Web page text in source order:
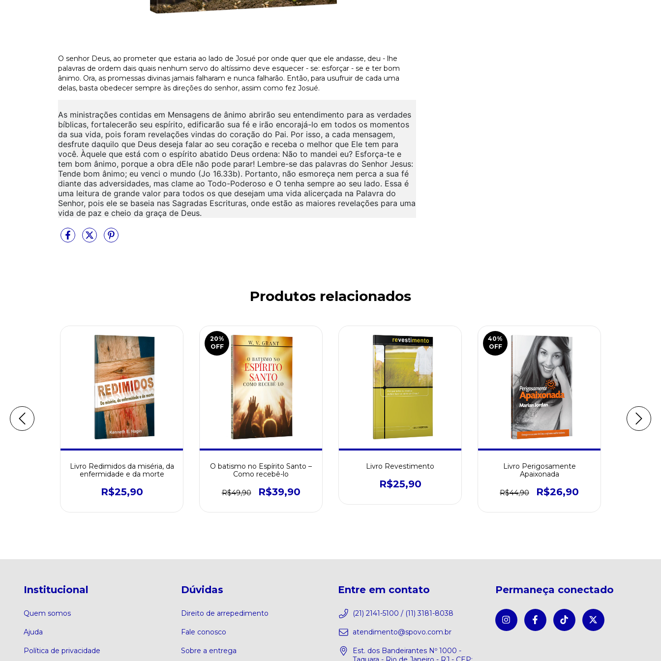
O senhor Deus, ao prometer que estaria ao lado de Josué por onde quer que ele andasse, deu - lhe
palavras de ordem dais quais nenhum servo do altíssimo deve esquecer - se: esforçar - se e ter bom
ânimo. Ora, as promessas divinas jamais falharam e nunca falharão. Então, para usufruir de cada uma
delas, basta obedecer sempre às direções do senhor, assim como fez Josué.
As ministrações contidas em Mensagens de ânimo abrirão seu entendimento para as verdades
bíblicas, fortalecerão seu espírito, edificarão sua fé e irão encorajá-lo em todos os momentos
da sua vida, pois foram revelações vindas do coração do Pai. Por isso, a cada mensagem,
desfrute daquilo que Deus deseja falar ao seu coração e receba o melhor que Ele tem para
você. Àquele que está com o espírito abatido Deus ordena: Não to mandei eu? Esforça-te e
tem bom ânimo, porque a obra dEle não pode parar! Lembre-se das palavras do Senhor Jesus:
Tende bom ânimo; eu venci o mundo (Jo 16.33b). Portanto, não esmoreça nem perca a sua fé
diante das adversidades, mas clame ao Todo-Poderoso e O tenha sempre ao seu lado. Essa é
uma leitura de grande valor para todos os que desejam uma vida alicerçada na Palavra do
Senhor, pois ele se baseia nas Sagradas Escrituras, onde estão as maiores revelações para uma
vida de paz e cheio da graça de Deus.
Produtos relacionados
Livro Redimidos da miséria, da
enfermidade e da morte
R$25,90
20%
OFF
O batismo no Espírito Santo –
Como recebê-lo
R$49,90 R$39,90
Livro Revestimento
R$25,90
40%
OFF
Livro Perigosamente
Apaixonada
R$44,90 R$26,90
Institucional
Quem somos
Ajuda
Política de privacidade
Dúvidas
Direito de arrepedimento
Fale conosco
Sobre a entrega
Entre em contato
(21) 2141-5100 / (11) 3181-8038
atendimento@spovo.com.br
Est. dos Bandeirantes Nº 1000 -
Permaneça conectado